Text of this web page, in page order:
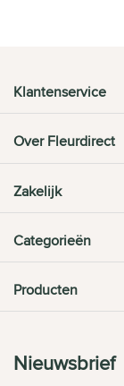
Klantenservice
Over Fleurdirect
Zakelijk
Categorieën
Producten
Nieuwsbrief